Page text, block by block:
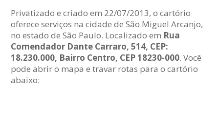
Privatizado e criado em 22/07/2013, o cartório
oferece serviços na cidade de São Miguel Arcanjo,
no estado de São Paulo. Localizado em Rua
Comendador Dante Carraro, 514, CEP:
18.230.000, Bairro Centro, CEP 18230-000. Você
pode abrir o mapa e travar rotas para o cartório
abaixo: